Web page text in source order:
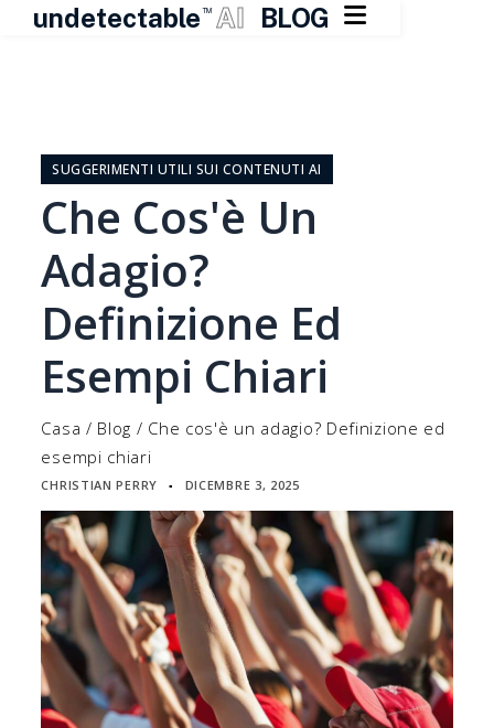
undetectable TM AI BLOG 
contenutoSUGGERIMENTI UTILI SUI CONTENUTI AI
Che Cos'è Un
Adagio?
Definizione Ed
Esempi Chiari
Casa / Blog / Che cos'è un adagio? Definizione ed
esempi chiari
CHRISTIAN PERRY ▪ DICEMBRE 3, 2025